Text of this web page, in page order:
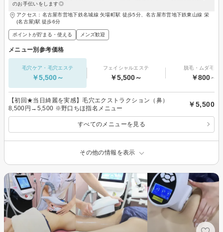
のお手伝いをします◎
アクセス：名古屋市営地下鉄名城線 矢場町駅 徒歩5分、名古屋市営地下鉄東山線 栄
(名古屋)駅 徒歩6分
ポイントが貯まる・使える メンズ歓迎
メニュー別参考価格
毛穴ケア・毛穴エステ
￥5,500～
フェイシャルエステ
￥5,500～
脱毛・ムダ毛処
￥800～
【初回★当日綺麗を実感】毛穴エクストラクション（鼻）
8,500円→5,500 ※野口ちほ指名メニュー
￥5,500
すべてのメニューを見る
その他の情報を表示